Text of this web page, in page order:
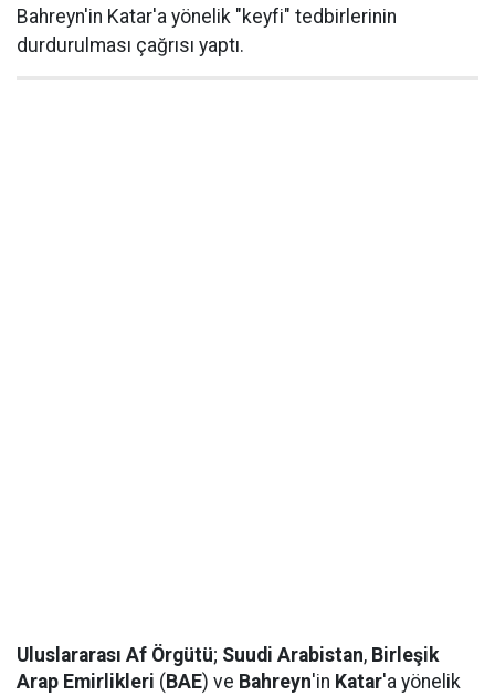
Bahreyn'in Katar'a yönelik "keyfi" tedbirlerinin
durdurulması çağrısı yaptı.
Uluslararası Af Örgütü; Suudi Arabistan, Birleşik
Arap Emirlikleri ( BAE) ve Bahreyn'in Katar'a yönelik